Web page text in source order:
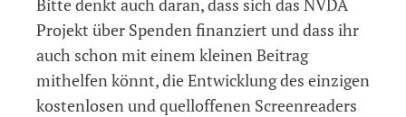
Projekt über Spenden finanziert und dass ihr
auch schon mit einem kleinen Beitrag
mithelfen könnt, die Entwicklung des einzigen
kostenlosen und quelloffenen Screenreaders